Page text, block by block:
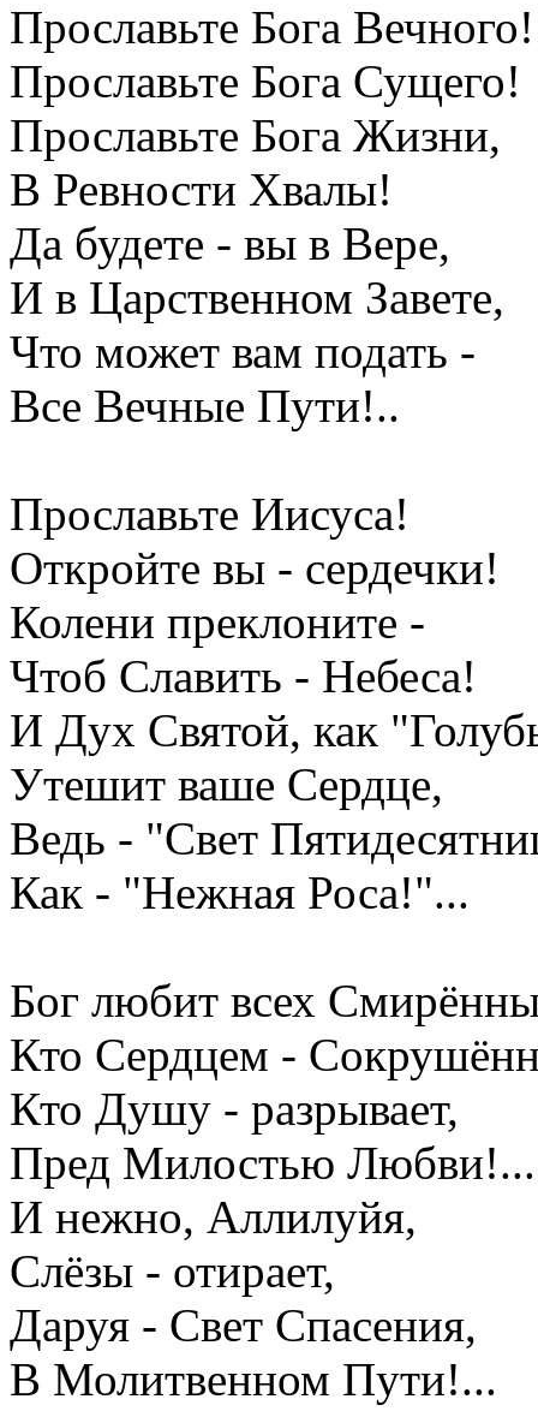
Прославьте Бога Вечного!
Прославьте Бога Сущего!
Прославьте Бога Жизни,
В Ревности Хвалы!
Да будете - вы в Вере,
И в Царственном Завете,
Что может вам подать -
Все Вечные Пути!..
Прославьте Иисуса!
Откройте вы - сердечки!
Колени преклоните -
Чтоб Славить - Небеса!
И Дух Святой, как
Утешит ваше Сердце,
Ведь - "Свет
Как - "Нежная Роса!"...
Бог любит всех
Кто Сердцем -
Кто Душу - разрывает,
Пред Милостью Любви!...
И нежно, Аллилуйя,
Слёзы - отирает,
Даруя - Свет Спасения,
В Молитвенном Пути!...